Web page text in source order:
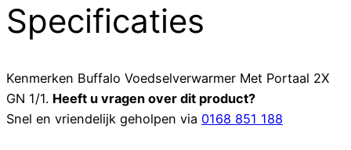
Specificaties
Kenmerken Buffalo Voedselverwarmer Met Portaal 2X
GN 1/1. Heeft u vragen over dit product?
Snel en vriendelijk geholpen via 0168 851 188